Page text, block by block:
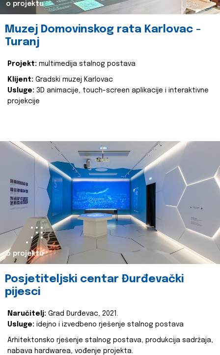
o projektu
Muzej Domovinskog rata Karlovac -
Turanj
Projekt: multimedija stalnog postava
Klijent: Gradski muzej Karlovac
Usluge: 3D animacije, touch-screen aplikacije i interaktivne
projekcije
o projektu
Posjetiteljski centar Đurđevački
pijesci
Naručitelj: Grad Đurđevac, 2021.
Usluge: idejno i izvedbeno rješenje stalnog postava
Arhitektonsko rješenje stalnog postava, produkcija sadržaja,
nabava hardwarea, vođenje projekta.